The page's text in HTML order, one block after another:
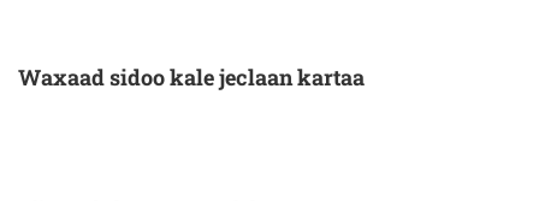
Waxaad sidoo kale jeclaan kartaa